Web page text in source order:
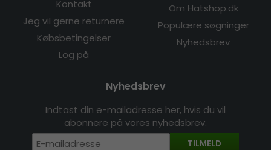
Kontakt
Jeg vil gerne returnere
Købsbetingelser
Log på
Om Hatshop.dk
Populære søgninger
Nyhedsbrev
Nyhedsbrev
Indtast din e-mailadresse her, hvis du vil
abonnere på vores nyhedsbrev.
TILMELD